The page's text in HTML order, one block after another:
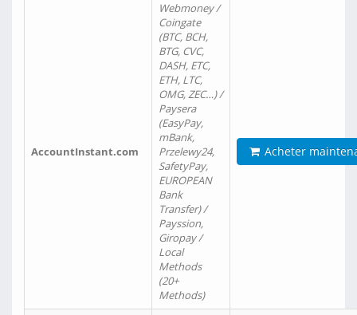
AccountInstant.com
Webmoney /
Coingate
(BTC, BCH,
BTG, CVC,
DASH, ETC,
ETH, LTC,
OMG, ZEC…) /
Paysera
(EasyPay,
mBank,
Przelewy24,
SafetyPay,
EUROPEAN
Bank
Transfer) /
Payssion,
Giropay /
Local
Methods
(20+
Methods)
Acheter